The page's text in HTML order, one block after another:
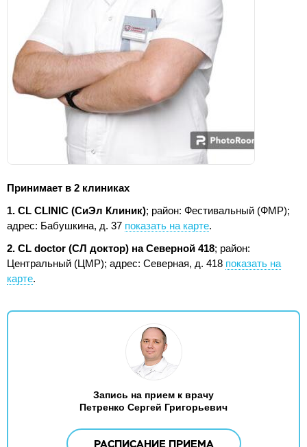
Принимает в 2 клиниках
1. CL CLINIC (СиЭл Клиник); район: Фестивальный (ФМР);
адрес: Бабушкина, д. 37 показать на карте.
2. CL doctor (СЛ доктор) на Северной 418; район:
Центральный (ЦМР); адрес: Северная, д. 418 показать на
карте.
Запись на прием к врачу
Петренко Сергей Григорьевич
РАСПИСАНИЕ ПРИЕМА